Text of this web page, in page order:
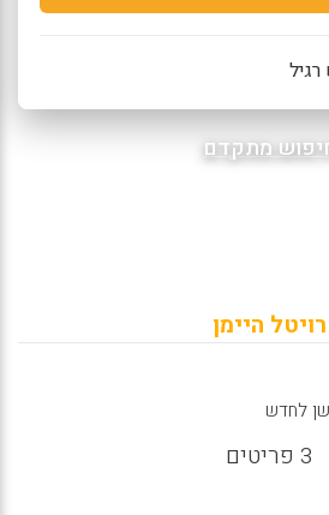
מתקדם
רויטל היימן
לחדש
3 פריטים